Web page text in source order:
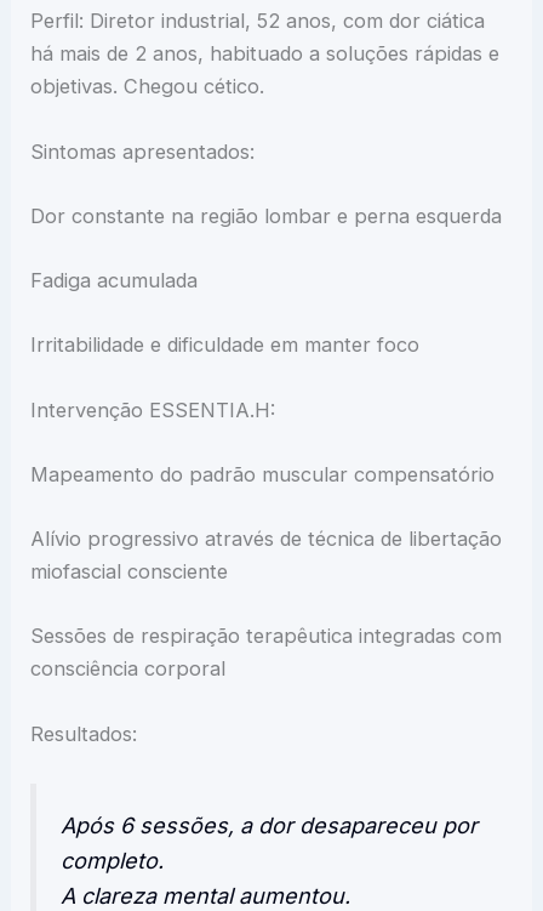
Perfil: Diretor industrial, 52 anos, com dor ciática
há mais de 2 anos, habituado a soluções rápidas e
objetivas. Chegou cético.
Sintomas apresentados:
Dor constante na região lombar e perna esquerda
Fadiga acumulada
Irritabilidade e dificuldade em manter foco
Intervenção ESSENTIA.H:
Mapeamento do padrão muscular compensatório
Alívio progressivo através de técnica de libertação
miofascial consciente
Sessões de respiração terapêutica integradas com
consciência corporal
Resultados:
Após 6 sessões, a dor desapareceu por
completo.
A clareza mental aumentou.